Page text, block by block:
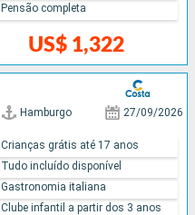
US$ 1,322
Pensão completa
Hamburgo 27/09/2026
Crianças grátis até 17 anos
Tudo incluído disponível
Gastronomia italiana
Clube infantil a partir dos 3 anos